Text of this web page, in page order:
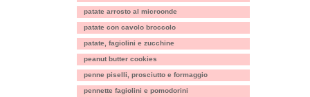
patate arrosto al microonde
patate con cavolo broccolo
patate, fagiolini e zucchine
peanut butter cookies
penne piselli, prosciutto e formaggio
pennette fagiolini e pomodorini